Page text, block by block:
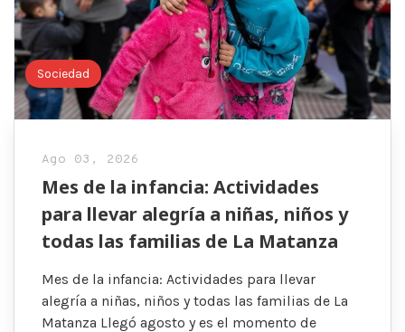
Sociedad
Ago 03, 2026
Mes de la infancia: Actividades
para llevar alegría a niñas, niños y
todas las familias de La Matanza
Mes de la infancia: Actividades para llevar
alegría a niñas, niños y todas las familias de La
Matanza Llegó agosto y es el momento de